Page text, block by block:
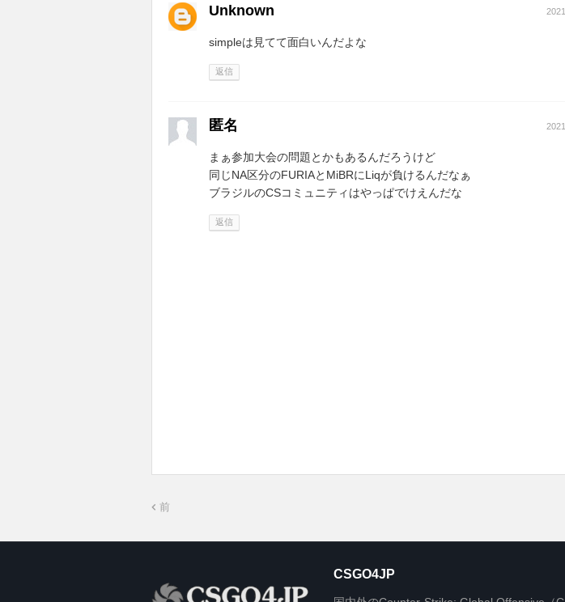
Unknown
simpleは見てて面白いんだよな
返信
匿名
まぁ参加大会の問題とかもあるんだろうけど
同じNA区分のFURIAとMiBRにLiqが負けるんだなぁ
ブラジルのCSコミュニティはやっぱでけえんだな
返信
前
CSGO4JP